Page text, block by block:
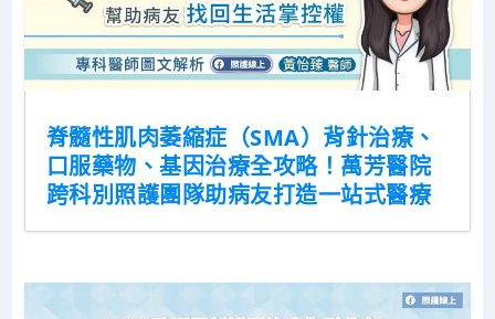
脊髓性肌肉萎縮症（SMA）背針治療、
口服藥物、基因治療全攻略！萬芳醫院
跨科別照護團隊助病友打造一站式醫療